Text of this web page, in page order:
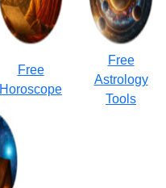
Free
Horoscope
Free
Astrology
Tools